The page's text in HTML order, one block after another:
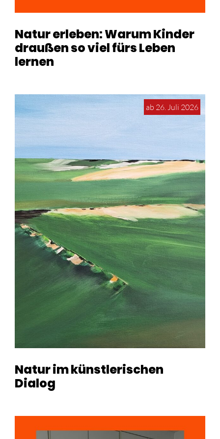
Natur erleben: Warum Kinder
draußen so viel fürs Leben
lernen
ab 26. Juli 2026
Natur im künstlerischen
Dialog